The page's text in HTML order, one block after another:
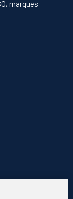
marques